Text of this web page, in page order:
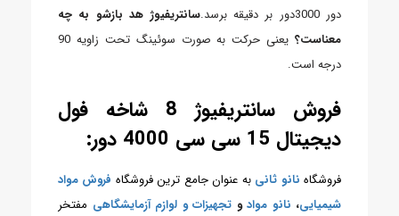
دور 3000دور بر دقیقه برسد.
سانتریفیوژ هد بازشو به چه
معناست؟
یعنی حرکت به صورت سوئینگ تحت زاویه 90
درجه است.
فروش سانتریفیوژ 8 شاخه فول
دیجیتال 15 سی سی 4000 دور:
فروشگاه نانو ثانی به عنوان جامع ترین فروشگاه فروش مواد
شیمیایی، نانو موادو تجهیزات و لوازم آزمایشگاهی مفتخر